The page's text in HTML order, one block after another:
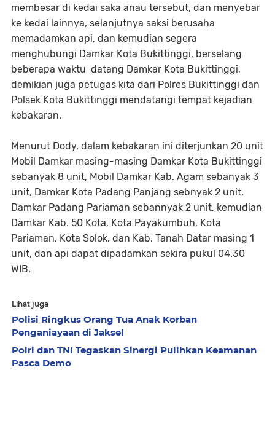
membesar di kedai saka anau tersebut, dan menyebar
ke kedai lainnya, selanjutnya saksi berusaha
memadamkan api, dan kemudian segera
menghubungi Damkar Kota Bukittinggi, berselang
beberapa waktu datang Damkar Kota Bukittinggi,
demikian juga petugas kita dari Polres Bukittinggi dan
Polsek Kota Bukittinggi mendatangi tempat kejadian
kebakaran.
Menurut Dody, dalam kebakaran ini diterjunkan 20 unit
Mobil Damkar masing-masing Damkar Kota Bukittinggi
sebanyak 8 unit, Mobil Damkar Kab. Agam sebanyak 3
unit, Damkar Kota Padang Panjang sebnyak 2 unit,
Damkar Padang Pariaman sebannyak 2 unit, kemudian
Damkar Kab. 50 Kota, Kota Payakumbuh, Kota
Pariaman, Kota Solok, dan Kab. Tanah Datar masing 1
unit, dan api dapat dipadamkan sekira pukul 04.30
WIB.
Lihat juga
Polisi Ringkus Orang Tua Anak Korban
Penganiayaan di Jaksel
Polri dan TNI Tegaskan Sinergi Pulihkan Keamanan
Pasca Demo